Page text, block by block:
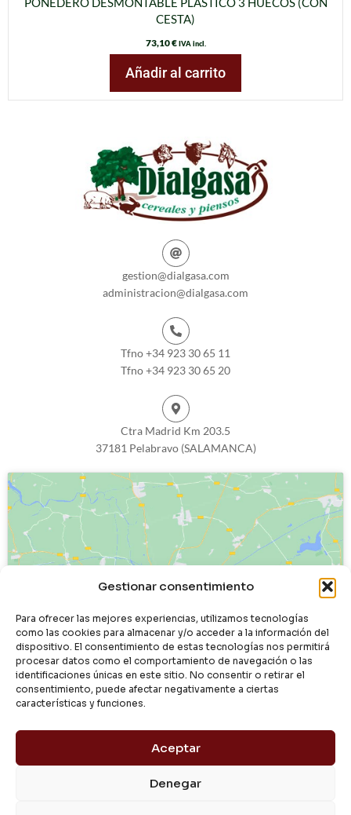
Gestionar consentimiento
Para ofrecer las mejores experiencias, utilizamos tecnologías
como las cookies para almacenar y/o acceder a la información del
dispositivo. El consentimiento de estas tecnologías nos permitirá
procesar datos como el comportamiento de navegación o las
identificaciones únicas en este sitio. No consentir o retirar el
consentimiento, puede afectar negativamente a ciertas
características y funciones.
Aceptar
Denegar
CESTA)
73,10€ IVA incl.
Añadir al carrito
gestion@dialgasa.com
administracion@dialgasa.com
Tfno +34 923 30 65 11
Tfno +34 923 30 65 20
Ctra Madrid Km 203.5
37181 Pelabravo (SALAMANCA)
Haz clic para aceptar cookies de